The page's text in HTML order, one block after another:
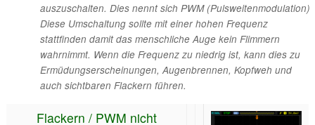
auszuschalten. Dies nennt sich PWM (Pulsweitenmodulation)
Diese Umschaltung sollte mit einer hohen Frequenz
stattfinden damit das menschliche Auge kein Flimmern
wahrnimmt. Wenn die Frequenz zu niedrig ist, kann dies zu
Ermüdungserscheinungen, Augenbrennen, Kopfweh und
auch sichtbaren Flackern führen.
Flackern / PWM nicht